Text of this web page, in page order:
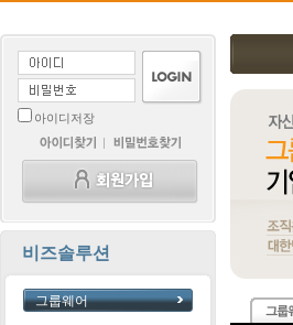
아이디저장
비즈솔루션
그룹웨어